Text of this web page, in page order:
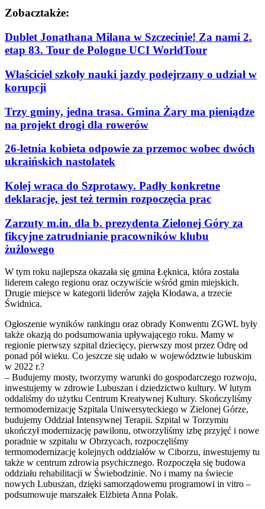
Zobacztakże:
Dublet Jonathana Milana w Szczecinie! Za nami 2.
etap 83. Tour de Pologne UCI WorldTour
Właściciel szkoły nauki jazdy podejrzany o udział w
korupcji
Trzy gminy, jedna trasa. Gmina Żary ma pieniądze
na projekt drogi dla rowerów
26-letnia kobieta odpowie za przemoc wobec dwóch
ukraińskich nastolatek
Kolej wraca do Szprotawy. Padły konkretne
deklaracje, jest też termin rozpoczęcia prac
Zarzuty m.in. dla b. prezydenta Zielonej Góry za
fikcyjne zatrudnianie pracowników klubu
żużlowego
W tym roku najlepsza okazała się gmina Łęknica, która została
liderem całego regionu oraz oczywiście wśród gmin miejskich.
Drugie miejsce w kategorii liderów zajęła Kłodawa, a trzecie
Świdnica.
Ogłoszenie wyników rankingu oraz obrady Konwentu ZGWL były
także okazją do podsumowania upływającego roku. Mamy w
regionie pierwszy szpital dziecięcy, pierwszy most przez Odrę od
ponad pół wieku. Co jeszcze się udało w województwie lubuskim
w 2022 r.?
– Budujemy mosty, tworzymy warunki do gospodarczego rozwoju,
inwestujemy w zdrowie Lubuszan i dziedzictwo kultury. W lutym
oddaliśmy do użytku Centrum Kreatywnej Kultury. Skończyliśmy
termomodernizację Szpitala Uniwersyteckiego w Zielonej Górze,
budujemy Oddział Intensywnej Terapii. Szpital w Torzymiu
ukończył modernizację pawilonu, otworzyliśmy izbę przyjęć i nowe
poradnie w szpitalu w Obrzycach, rozpoczęliśmy
termomodernizację kolejnych oddziałów w Ciborzu, inwestujemy tu
także w centrum zdrowia psychicznego. Rozpoczęła się budowa
oddziału rehabilitacji w Świebodzinie. No i mamy na świecie
nowych Lubuszan, dzięki samorządowemu programowi in vitro –
podsumowuje marszałek Elżbieta Anna Polak.